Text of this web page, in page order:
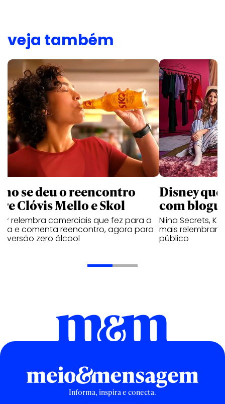
veja também
se deu o reencontro
Clóvis Mello e Skol
relembra comerciais que fez para a
e comenta reencontro, agora para
versão zero álcool
Disney
com
Niina Secrets,
mais
público
Informa, inspira e conecta.